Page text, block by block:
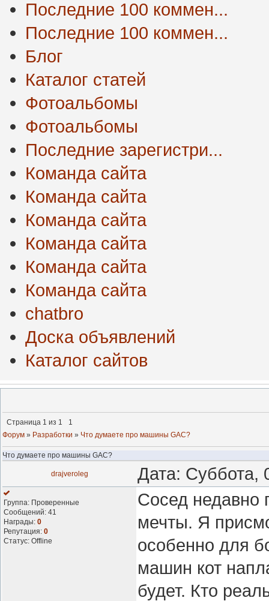
Последние 100 коммен...
Последние 100 коммен...
Блог
Каталог статей
Фотоальбомы
Фотоальбомы
Последние зарегистри...
Команда сайта
Команда сайта
Команда сайта
Команда сайта
Команда сайта
Команда сайта
chatbro
Доска объявлений
Каталог сайтов
Страница 1 из 1
1
Форум » Разработки » Что думаете про машины GAC?
Что думаете про машины GAC?
drajveroleg Дата:
Группа: Проверенные
Сообщений: 41
Награды: 0
Репутация: 0
Статус: Offline
Сосед недавно
мечты. Я
особенно для
машин кот
будет. Кто